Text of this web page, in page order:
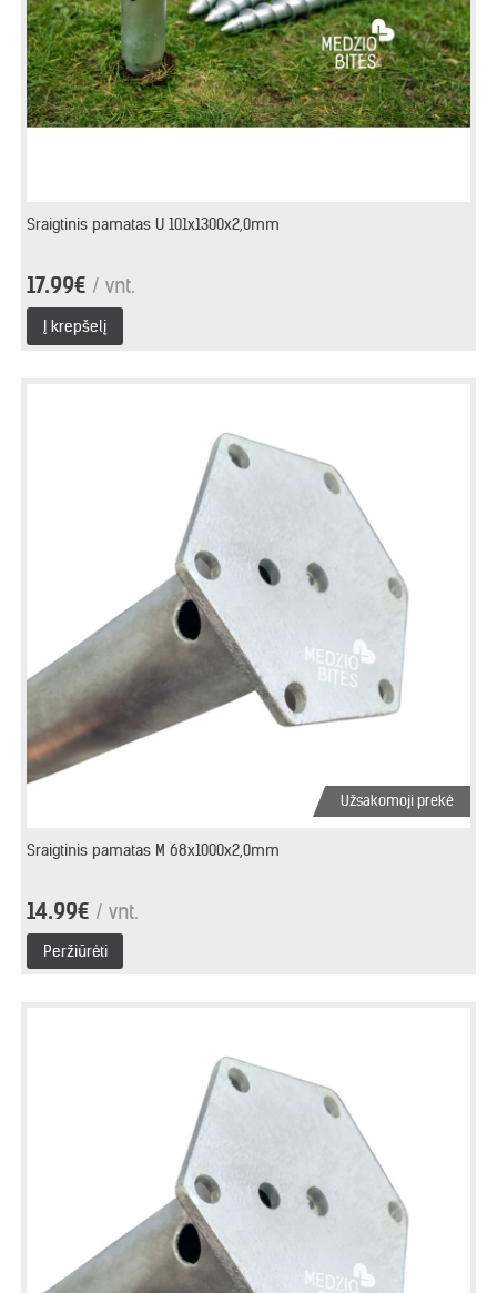
Sraigtinis pamatas U 101x1300x2,0mm
17.99€ / vnt.
Į krepšelį
Užsakomoji prekė
Sraigtinis pamatas M 68x1000x2,0mm
14.99€ / vnt.
Peržiūrėti